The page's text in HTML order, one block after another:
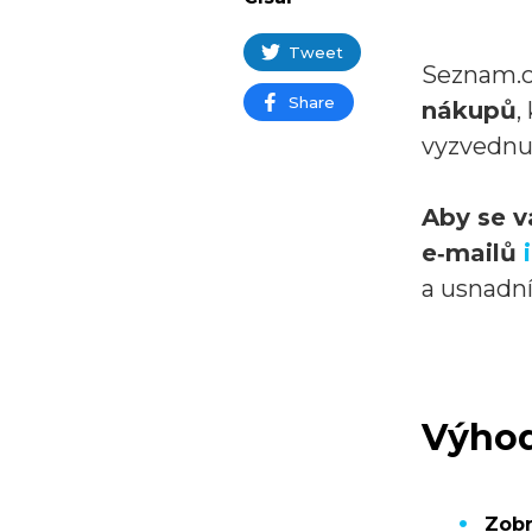
Tweet
Share
nákupů,
Aby se
e‑mailů
a